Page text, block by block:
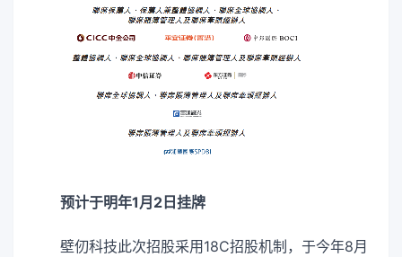
预计于明年1月2日挂牌
壁仞科技此次招股采用18C招股机制，于今年8月